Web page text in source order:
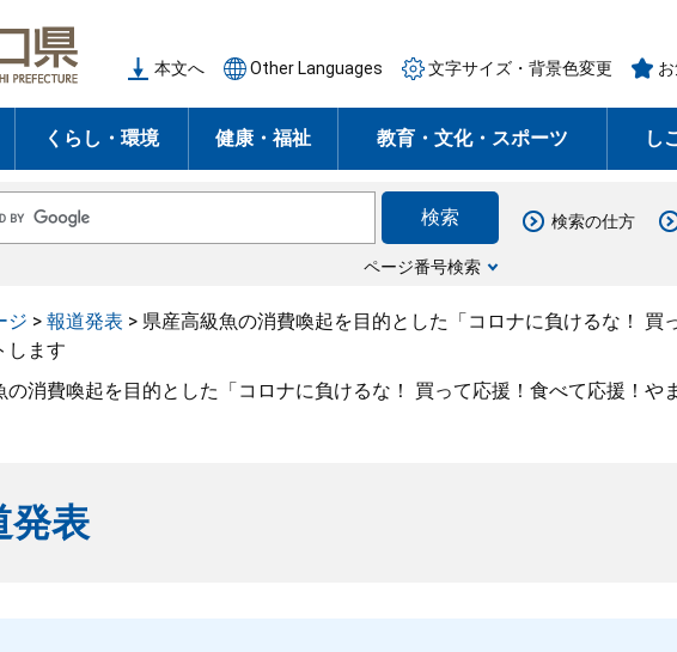
本文へ Other Languages 文字サイズ・背景色変更
くらし・環境 健康・福祉 教育・文化・スポーツ し
ページ番号検索
検索の仕方
ジ > 報道発表 > 県産高級魚の消費喚起を目的とした「コロナに負けるな！ 買
します
の消費喚起を目的とした「コロナに負けるな！ 買って応援！食べて応援！
発表